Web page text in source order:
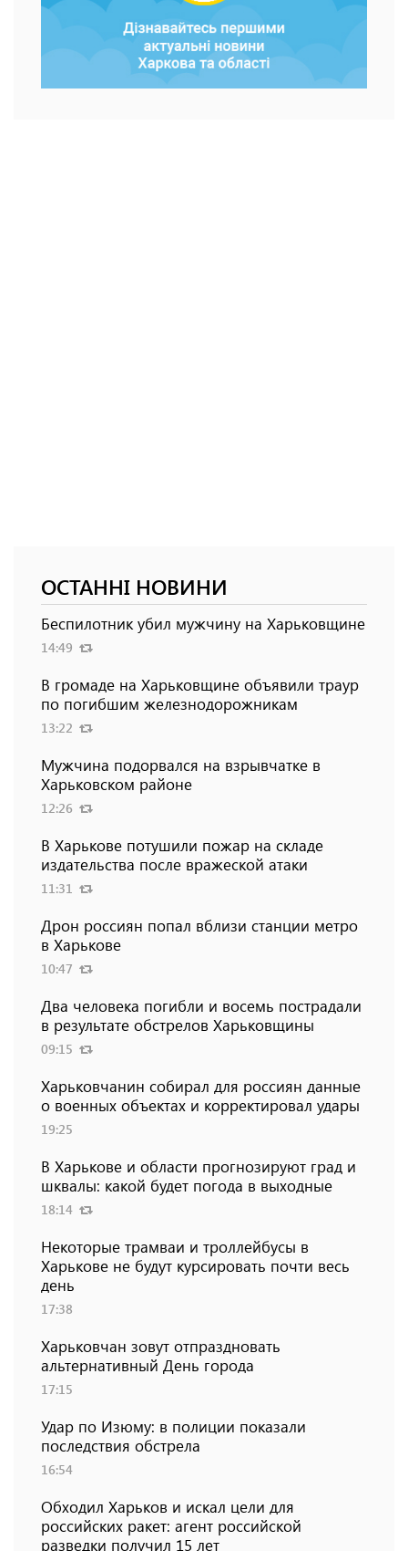
ОСТАННІ НОВИНИ
Беспилотник убил мужчину на Харьковщине
14:49
В громаде на Харьковщине объявили траур
по погибшим железнодорожникам
13:22
Мужчина подорвался на взрывчатке в
Харьковском районе
12:26
В Харькове потушили пожар на складе
издательства после вражеской атаки
11:31
Дрон россиян попал вблизи станции метро
в Харькове
10:47
Два человека погибли и восемь пострадали
в результате обстрелов Харьковщины
09:15
Харьковчанин собирал для россиян данные
о военных объектах и ​​корректировал удары
19:25
В Харькове и области прогнозируют град и
шквалы: какой будет погода в выходные
18:14
Некоторые трамваи и троллейбусы в
Харькове не будут курсировать почти весь
день
17:38
Харьковчан зовут отпраздновать
альтернативный День города
17:15
Удар по Изюму: в полиции показали
последствия обстрела
16:54
Обходил Харьков и искал цели для
российских ракет: агент российской
разведки получил 15 лет